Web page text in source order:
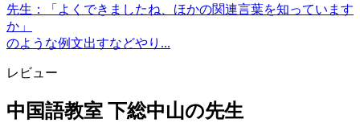
先生：「よくできましたね、ほかの関連言葉を知っています
か」
のような例文出すなどやり...
レビュー
中国語教室 下総中山の先生